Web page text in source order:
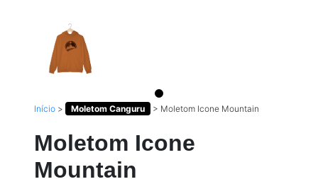
Início > Moletom Canguru > Moletom Icone Mountain
Moletom Icone
Mountain